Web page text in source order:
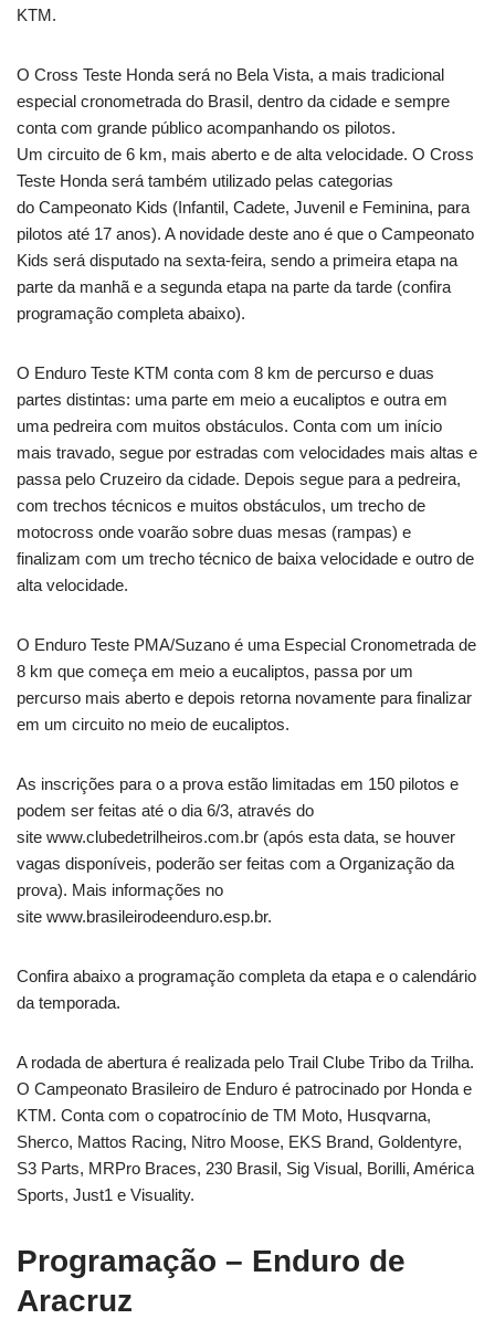
KTM.
O Cross Teste Honda será no Bela Vista, a mais tradicional
especial cronometrada do Brasil, dentro da cidade e sempre
conta com grande público acompanhando os pilotos.
Um circuito de 6 km, mais aberto e de alta velocidade. O Cross
Teste Honda será também utilizado pelas categorias
do Campeonato Kids (Infantil, Cadete, Juvenil e Feminina, para
pilotos até 17 anos). A novidade deste ano é que o Campeonato
Kids será disputado na sexta-feira, sendo a primeira etapa na
parte da manhã e a segunda etapa na parte da tarde (confira
programação completa abaixo).
O Enduro Teste KTM conta com 8 km de percurso e duas
partes distintas: uma parte em meio a eucaliptos e outra em
uma pedreira com muitos obstáculos. Conta com um início
mais travado, segue por estradas com velocidades mais altas e
passa pelo Cruzeiro da cidade. Depois segue para a pedreira,
com trechos técnicos e muitos obstáculos, um trecho de
motocross onde voarão sobre duas mesas (rampas) e
finalizam com um trecho técnico de baixa velocidade e outro de
alta velocidade.
O Enduro Teste PMA/Suzano é uma Especial Cronometrada de
8 km que começa em meio a eucaliptos, passa por um
percurso mais aberto e depois retorna novamente para finalizar
em um circuito no meio de eucaliptos.
As inscrições para o a prova estão limitadas em 150 pilotos e
podem ser feitas até o dia 6/3, através do
site www.clubedetrilheiros.com.br (após esta data, se houver
vagas disponíveis, poderão ser feitas com a Organização da
prova). Mais informações no
site www.brasileirodeenduro.esp.br.
Confira abaixo a programação completa da etapa e o calendário
da temporada.
A rodada de abertura é realizada pelo Trail Clube Tribo da Trilha.
O Campeonato Brasileiro de Enduro é patrocinado por Honda e
KTM. Conta com o copatrocínio de TM Moto, Husqvarna,
Sherco, Mattos Racing, Nitro Moose, EKS Brand, Goldentyre,
S3 Parts, MRPro Braces, 230 Brasil, Sig Visual, Borilli, América
Sports, Just1 e Visuality.
Programação – Enduro de
Aracruz